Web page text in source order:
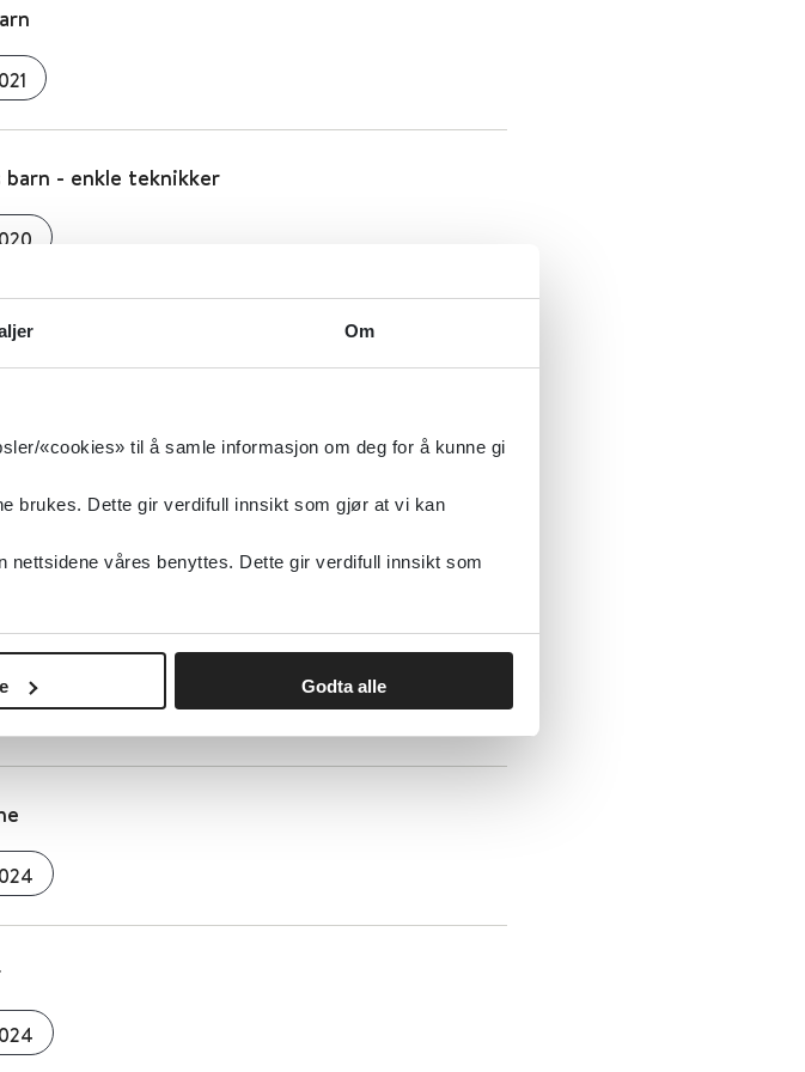
Om
«cookies» til å samle informasjon om deg for å kunne gi
brukes. Dette gir verdifull innsikt som gjør at vi kan
våres benyttes. Dette gir verdifull innsikt som
Godta alle
- enkle teknikker
og sol
hos gravide